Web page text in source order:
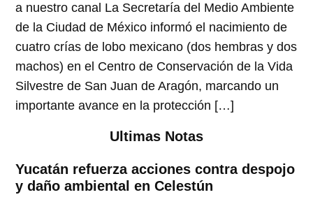
a nuestro canal La Secretaría del Medio Ambiente
de la Ciudad de México informó el nacimiento de
cuatro crías de lobo mexicano (dos hembras y dos
machos) en el Centro de Conservación de la Vida
Silvestre de San Juan de Aragón, marcando un
importante avance en la protección […]
Ultimas Notas
Yucatán refuerza acciones contra despojo
y daño ambiental en Celestún